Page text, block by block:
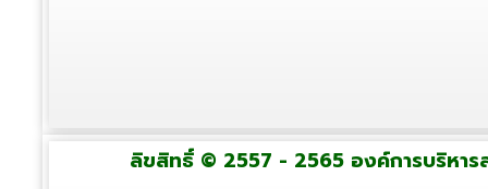
ลิขสิทธิ์ © 2557 - 2565 องค์การบริหา